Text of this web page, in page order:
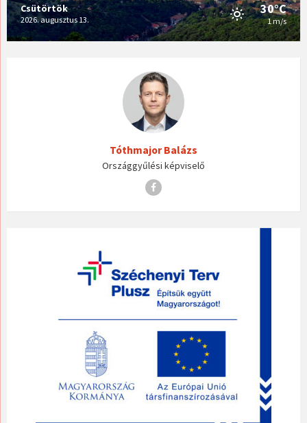
Csütörtök
2026. augusztus 13.
30°C
1 m/s
Tóthmajor Balázs
Országgyűlési képviselő
Facebook